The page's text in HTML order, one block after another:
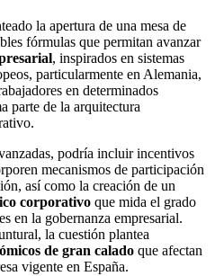
la apertura de una mesa de
fórmulas que permitan avanzar
, inspirados en sistemas
particularmente en Alemania,
en determinados
parte de la arquitectura
podría incluir incentivos
mecanismos de participación
así como la creación de un
corporativo que mida el grado
en la gobernanza empresarial.
la cuestión plantea
de gran calado que afectan
vigente en España.